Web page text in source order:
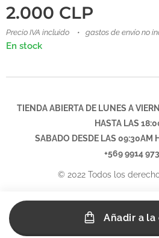
2.000 CLP
Precio IVA incluido gastos de envío no
En stock
Añadir a la
TIENDA ABIERTA DE LUNES A
HASTA LAS
SABADO DESDE LAS 09:30AM
+569 9914
© 2022 Todos los